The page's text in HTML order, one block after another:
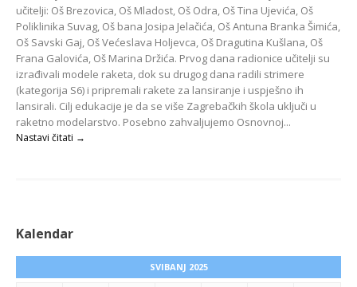
učitelji: Oš Brezovica, Oš Mladost, Oš Odra, Oš Tina Ujevića, Oš
Poliklinika Suvag, Oš bana Josipa Jelačića, Oš Antuna Branka Šimića,
Oš Savski Gaj, Oš Većeslava Holjevca, Oš Dragutina Kušlana, Oš
Frana Galovića, Oš Marina Držića. Prvog dana radionice učitelji su
izrađivali modele raketa, dok su drugog dana radili strimere
(kategorija S6) i pripremali rakete za lansiranje i uspješno ih
lansirali. Cilj edukacije je da se više Zagrebačkih škola uključi u
raketno modelarstvo. Posebno zahvaljujemo Osnovnoj...
Nastavi čitati →
Kalendar
SVIBANJ 2025